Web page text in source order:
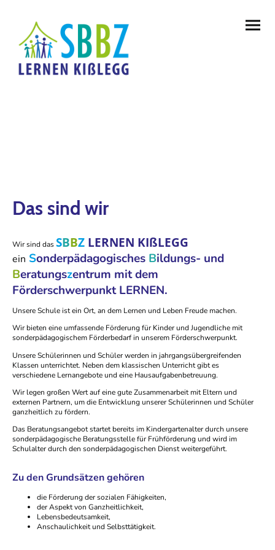
Das sind wir
Wir sind dasSBBZ LERNEN KIßLEGG
ein Sonderpädagogisches Bildungs- und
Beratungszentrum mit dem
Förderschwerpunkt LERNEN.
Unsere Schule ist ein Ort, an dem Lernen und Leben Freude machen.
Wir bieten eine umfassende Förderung für Kinder und Jugendliche mit
sonderpädagogischem Förderbedarf in unserem Förderschwerpunkt.
Unsere Schülerinnen und Schüler werden in jahrgangsübergreifenden
Klassen unterrichtet. Neben dem klassischen Unterricht gibt es
verschiedene Lernangebote und eine Hausaufgabenbetreuung.
Wir legen großen Wert auf eine gute Zusammenarbeit mit Eltern und
externen Partnern, um die Entwicklung unserer Schülerinnen und Schüler
ganzheitlich zu fördern.
Das Beratungsangebot startet bereits im Kindergartenalter durch unsere
sonderpädagogische Beratungsstelle für Frühförderung und wird im
Schulalter durch den sonderpädagogischen Dienst weitergeführt.
Zu den Grundsätzen gehören
die Förderung der sozialen Fähigkeiten,
der Aspekt von Ganzheitlichkeit,
Lebensbedeutsamkeit,
Anschaulichkeit und Selbsttätigkeit.